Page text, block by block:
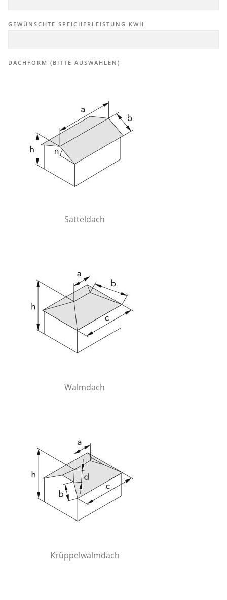
GEWÜNSCHTE SPEICHERLEISTUNG KWH
DACHFORM (BITTE AUSWÄHLEN)
Satteldach
Walmdach
Krüppelwalmdach